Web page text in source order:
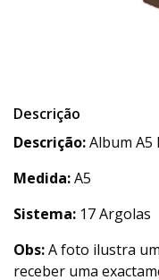
Descrição
Descrição:Album A5
Medida:A5
Sistema: 17 Argolas
Obs:A foto ilustra
receber uma